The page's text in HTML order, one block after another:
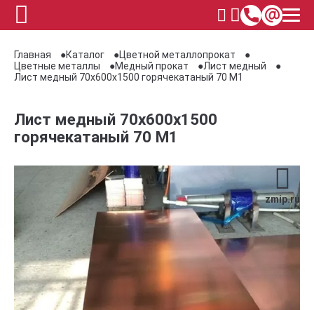
Главная Каталог
Цветной металлопрокат
Цветные металлы
Медный прокат
Лист медный
Лист медный 70х600х1500 горячекатаный 70 М1
Лист медный 70х600х1500
горячекатаный 70 М1
zmip.ru